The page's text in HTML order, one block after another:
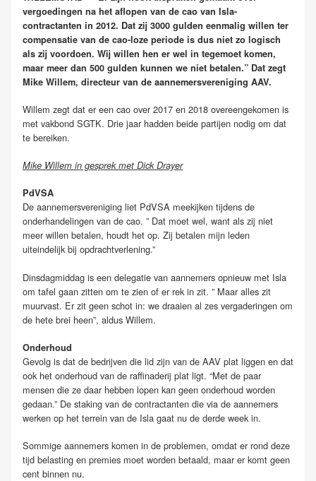
vergoedingen na het aflopen van de cao van Isla-
contractanten in 2012. Dat zij 3000 gulden eenmalig willen ter
compensatie van de cao-loze periode is dus niet zo logisch
als zij voordoen. Wij willen hen er wel in tegemoet komen,
maar meer dan 500 gulden kunnen we niet betalen.” Dat zegt
Mike Willem, directeur van de aannemersvereniging AAV.
Willem zegt dat er een cao over 2017 en 2018 overeengekomen is
met vakbond SGTK. Drie jaar hadden beide partijen nodig om dat
te bereiken.
Mike Willem in gesprek met Dick Drayer
PdVSA
De aannemersvereniging liet PdVSA meekijken tijdens de
onderhandelingen van de cao. ” Dat moet wel, want als zij niet
meer willen betalen, houdt het op. Zij betalen mijn leden
uiteindelijk bij opdrachtverlening.”
Dinsdagmiddag is een delegatie van aannemers opnieuw met Isla
om tafel gaan zitten om te zien of er rek in zit. ” Maar alles zit
muurvast. Er zit geen schot in: we draaien al zes vergaderingen om
de hete brei heen”, aldus Willem.
Onderhoud
Gevolg is dat de bedrijven die lid zijn van de AAV plat liggen en dat
ook het onderhoud van de raffinaderij plat ligt. “Met de paar
mensen die ze daar hebben lopen kan geen onderhoud worden
gedaan.” De staking van de contractanten die via de aannemers
werken op het terrein van de Isla gaat nu de derde week in.
Sommige aannemers komen in de problemen, omdat er rond deze
tijd belasting en premies moet worden betaald, maar er komt geen
cent binnen nu.